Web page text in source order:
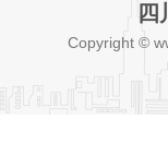
Copyright ©